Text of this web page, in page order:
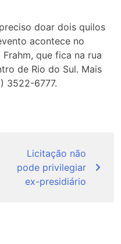
doar dois quilos
acontece no
que fica na rua
de Rio do Sul. Mais
3522-6777.
Licitação não
pode privilegiar
ex-presidiário